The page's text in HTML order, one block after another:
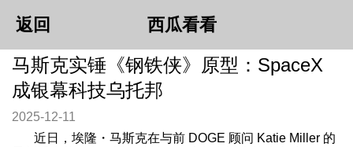
返回 西瓜看看
马斯克实锤《钢铁侠》原型：SpaceX
成银幕科技乌托邦
2025-12-11
近日，埃隆・马斯克在与前 DOGE 顾问 Katie Miller 的